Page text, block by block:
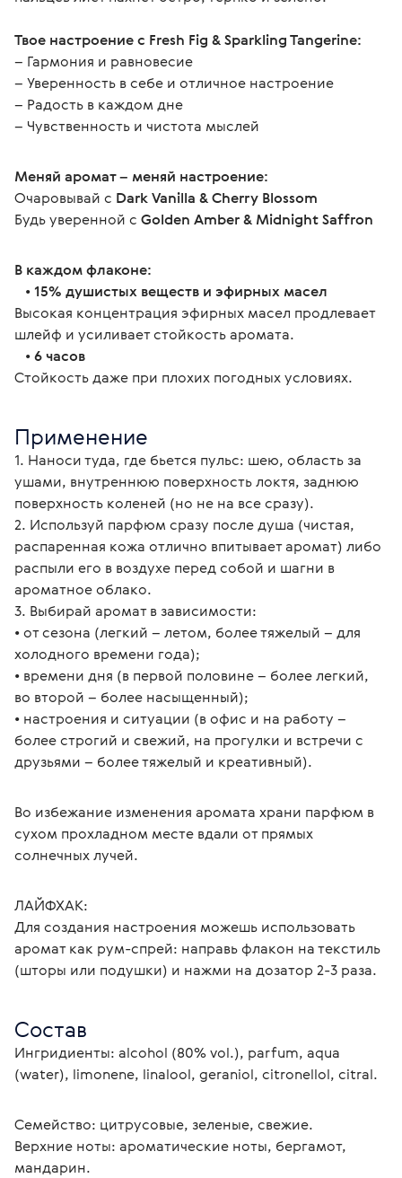
Твое настроение с Fresh Fig & Sparkling Tangerine:
– Гармония и равновесие
– Уверенность в себе и отличное настроение
– Радость в каждом дне
– Чувственность и чистота мыслей
Меняй аромат – меняй настроение:
Очаровывай с Dark Vanilla & Cherry Blossom
Будь уверенной с Golden Amber & Midnight Saffron
В каждом флаконе:
• 15% душистых веществ и эфирных масел
Высокая концентрация эфирных масел продлевает
шлейф и усиливает стойкость аромата.
• 6 часов
Стойкость даже при плохих погодных условиях.
Применение
1. Наноси туда, где бьется пульс: шею, область за
ушами, внутреннюю поверхность локтя, заднюю
поверхность коленей (но не на все сразу).
2. Используй парфюм сразу после душа (чистая,
распаренная кожа отлично впитывает аромат) либо
распыли его в воздухе перед собой и шагни в
ароматное облако.
3. Выбирай аромат в зависимости:
• от сезона (легкий – летом, более тяжелый – для
холодного времени года);
• времени дня (в первой половине – более легкий,
во второй – более насыщенный);
• настроения и ситуации (в офис и на работу –
более строгий и свежий, на прогулки и встречи с
друзьями – более тяжелый и креативный).
Во избежание изменения аромата храни парфюм в
сухом прохладном месте вдали от прямых
солнечных лучей.
ЛАЙФХАК:
Для создания настроения можешь использовать
аромат как рум-спрей: направь флакон на текстиль
(шторы или подушки) и нажми на дозатор 2-3 раза.
Состав
Ингридиенты: alcohol (80% vol.), parfum, aqua
(water), limonene, linalool, geraniol, citronellol, citral.
Семейство: цитрусовые, зеленые, свежие.
Верхние ноты: ароматические ноты, бергамот,
мандарин.